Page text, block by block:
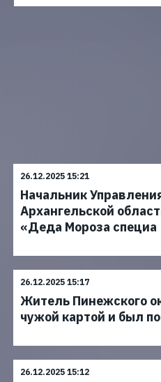
26.12.2025 15:21
Начальник
Архангельской
«Деда Мороза специа
26.12.2025 15:17
Житель Пинежского
чужой картой и был
26.12.2025 15:12